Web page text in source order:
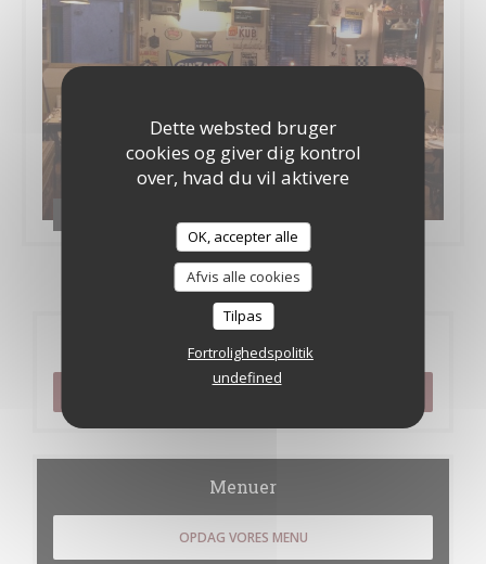
Dette websted bruger
cookies og giver dig kontrol
over, hvad du vil aktivere
OK, accepter alle
Afvis alle cookies
Tilpas
Fortrolighedspolitik
undefined
Reservation
Menuer
OPDAG VORES MENU